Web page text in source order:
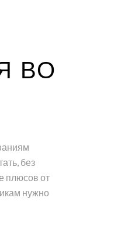
ВО
без
плюсов от
нужно